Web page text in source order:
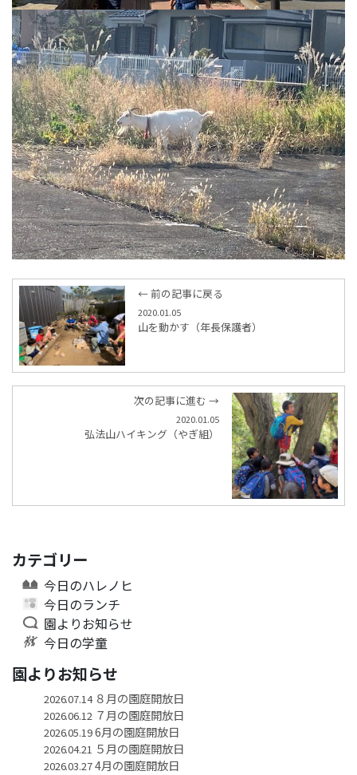
← 前の記事に戻る
2020.01.05
山を動かす（年長保護者）
次の記事に進む →
2020.01.05
弘法山ハイキング（やぎ組）
カテゴリー
今日のハレノヒ
今日のランチ
園よりお知らせ
今日の学童
園よりお知らせ
2026.07.14８月の園庭開放日
2026.06.12７月の園庭開放日
2026.05.196月の園庭開放日
2026.04.21 ５月の園庭開放日
2026.03.274月の園庭開放日